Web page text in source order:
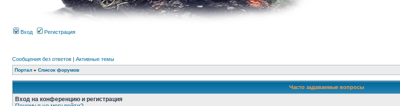
Вход Регистрация
Сообщения без ответов | Активные темы
Портал » Список форумов
Часто задаваемые вопросы
Вход на конференцию и регистрация